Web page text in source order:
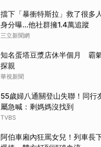
擋下「暴衝特斯拉」救了很多
身分曝…他社群擁1.4萬追蹤
三立新聞網
知名蛋塔豆漿店休半個月 霸
探親
華視新聞
55歲婦八通關登山失聯！同
屬急喊：剩媽媽沒找到
TVBS
阿伯車廂內狂罵女兒！列車長